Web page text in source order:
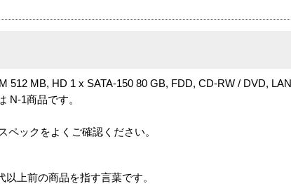
512 MB, HD 1 x SATA-150 80 GB, FDD, CD-RW / DVD, LAN
N-1商品です。
ックをよくご確認ください。
上前の商品を指す言葉です。